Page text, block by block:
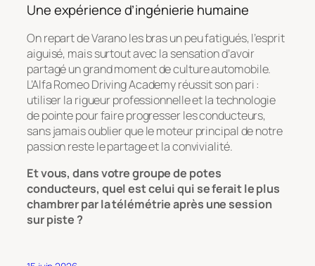
Une expérience d’ingénierie humaine
On repart de Varano les bras un peu fatigués, l’esprit
aiguisé, mais surtout avec la sensation d’avoir
partagé un grand moment de culture automobile.
L’Alfa Romeo Driving Academy réussit son pari :
utiliser la rigueur professionnelle et la technologie
de pointe pour faire progresser les conducteurs,
sans jamais oublier que le moteur principal de notre
passion reste le partage et la convivialité.
Et vous, dans votre groupe de potes
conducteurs, quel est celui qui se ferait le plus
chambrer par la télémétrie après une session
sur piste ?